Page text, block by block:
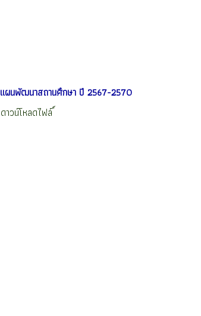
แผนพัฒนาสถานศึกษา ปี 2567-2570
ดาวน์โหลดไฟล์